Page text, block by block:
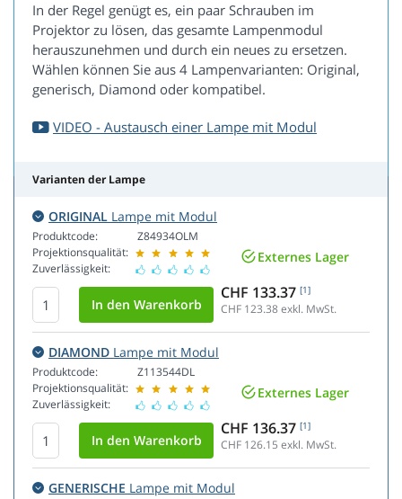
In der Regel genügt es, ein paar Schrauben im
Projektor zu lösen, das gesamte Lampenmodul
herauszunehmen und durch ein neues zu ersetzen.
Wählen können Sie aus 4 Lampenvarianten: Original,
generisch, Diamond oder kompatibel.
VIDEO - Austausch einer Lampe mit Modul
Varianten der Lampe
ORIGINAL Lampe mit Modul
Produktcode:
Projektionsqualität:
Zuverlässigkeit:
Z84934OLM
Externes Lager
CHF 133.37 [1]
CHF 123.38exkl. MwSt.
DIAMOND Lampe mit Modul
Produktcode:
Projektionsqualität:
Zuverlässigkeit:
Z113544DL
Externes Lager
CHF 136.37 [1]
CHF 126.15 exkl. MwSt.
GENERISCHE Lampe mit Modul